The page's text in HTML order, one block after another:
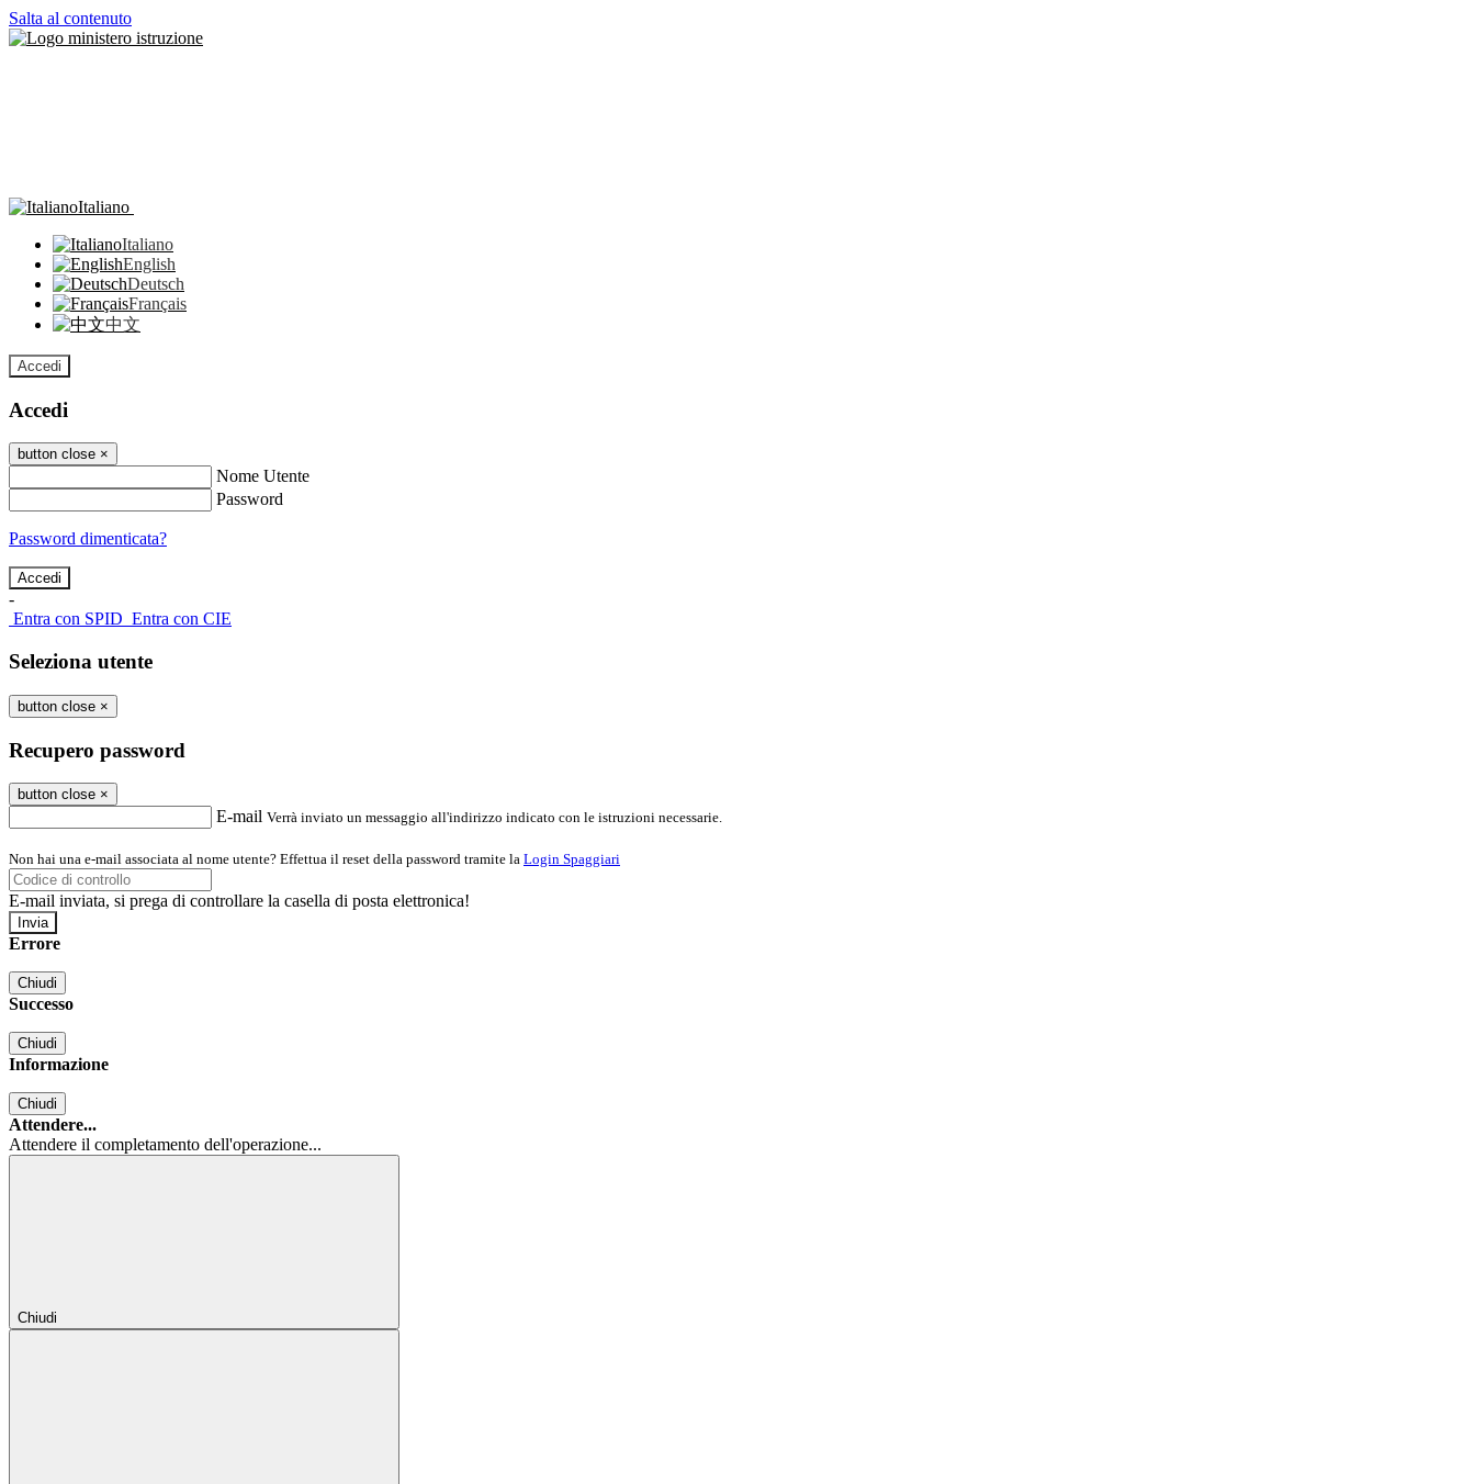
Salta al contenuto
Italiano
Italiano
English
Deutsch
Français
中文
Accedi
Accedi
button close ×
Nome Utente
Password
Password dimenticata?
-
Entra con SPID Entra con CIE
Seleziona utente
button close ×
Recupero password
button close ×
E-mail Verrà inviato un messaggio all'indirizzo indicato con le istruzioni necessarie.
Non hai una e-mail associata al nome utente? Effettua il reset della password tramite la Login Spaggiari
E-mail inviata, si prega di controllare la casella di posta elettronica!
Errore
Chiudi
Successo
Chiudi
Informazione
Chiudi
Attendere...
Attendere il completamento dell'operazione...
Chiudi